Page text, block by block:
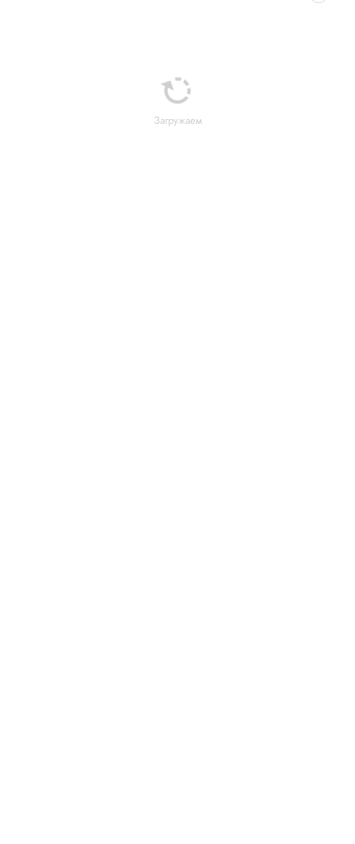
Загружаем